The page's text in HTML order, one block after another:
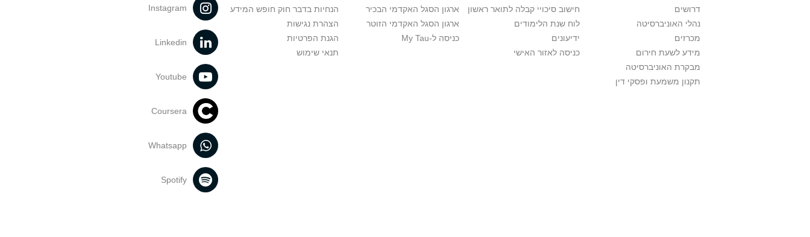
דרושים
נהלי האוניברסיטה
מכרזים
מידע לשעת חירום
מבקרת האוניברסיטה
תקנון משמעת ופסקי דין
חישוב סיכויי קבלה לתואר ראשון
לוח שנת הלימודים
ידיעונים
כניסה לאזור האישי
ארגון הסגל האקדמי הבכיר
ארגון הסגל האקדמי הזוטר
כניסה ל-My Tau
הנחיות בדבר חוק חופש המידע
הצהרת נגישות
הגנת הפרטיות
תנאי שימוש
Instagram
Linkedin
Youtube
Coursera
Whatsapp
Spotify